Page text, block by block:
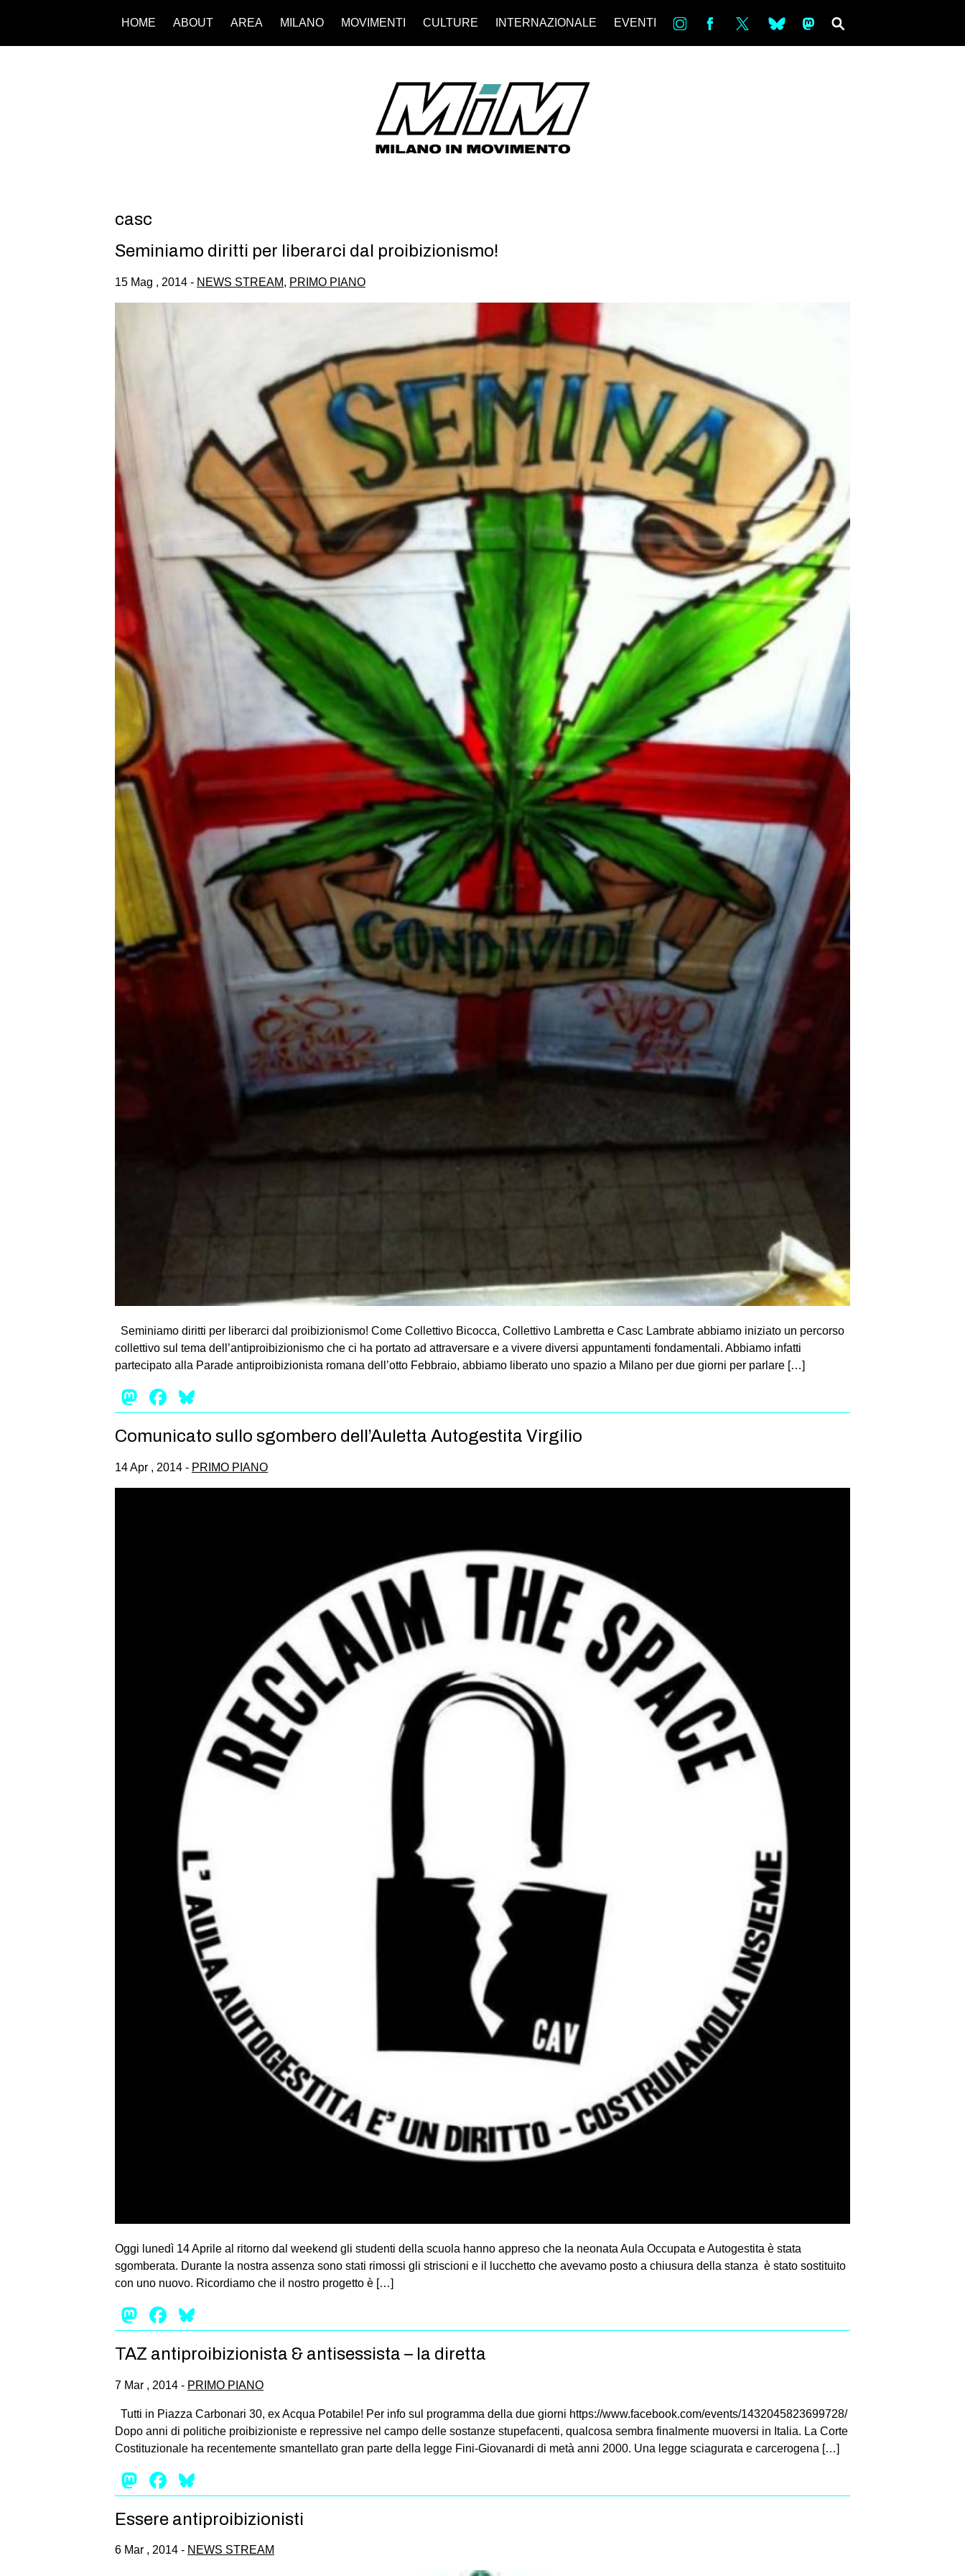
HOME ABOUT AREA MILANO MOVIMENTI CULTURE INTERNAZIONALE EVENTI in bsky ms
casc
Seminiamo diritti per liberarci dal proibizionismo!
15 Mag , 2014 - NEWS STREAM, PRIMO PIANO
Seminiamo diritti per liberarci dal proibizionismo! Come Collettivo Bicocca, Collettivo Lambretta e Casc Lambrate abbiamo iniziato un percorso
collettivo sul tema dell’antiproibizionismo che ci ha portato ad attraversare e a vivere diversi appuntamenti fondamentali. Abbiamo infatti
partecipato alla Parade antiproibizionista romana dell’otto Febbraio, abbiamo liberato uno spazio a Milano per due giorni per parlare […]
Mastodon
Facebook
Comunicato sullo sgombero dell’Auletta Autogestita Virgilio
14 Apr , 2014 - PRIMO PIANO
Oggi lunedì 14 Aprile al ritorno dal weekend gli studenti della scuola hanno appreso che la neonata Aula Occupata e Autogestita è stata
sgomberata. Durante la nostra assenza sono stati rimossi gli striscioni e il lucchetto che avevamo posto a chiusura della stanza è stato sostituito
con uno nuovo. Ricordiamo che il nostro progetto è […]
Mastodon
Facebook
TAZ antiproibizionista & antisessista – la diretta
7 Mar , 2014 - PRIMO PIANO
Tutti in Piazza Carbonari 30, ex Acqua Potabile! Per info sul programma della due giorni https://www.facebook.com/events/1432045823699728/
Dopo anni di politiche proibizioniste e repressive nel campo delle sostanze stupefacenti, qualcosa sembra finalmente muoversi in Italia. La Corte
Costituzionale ha recentemente smantellato gran parte della legge Fini-Giovanardi di metà anni 2000. Una legge sciagurata e carcerogena […]
Mastodon
Facebook
Essere antiproibizionisti
6 Mar , 2014 - NEWS STREAM